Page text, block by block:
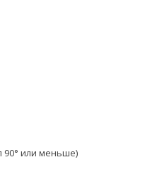
или меньше)